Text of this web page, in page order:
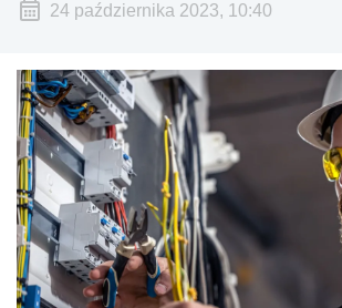
24 października 2023, 10:40